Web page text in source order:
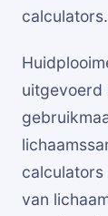
calculators.
uitgevoerd
calculators
van